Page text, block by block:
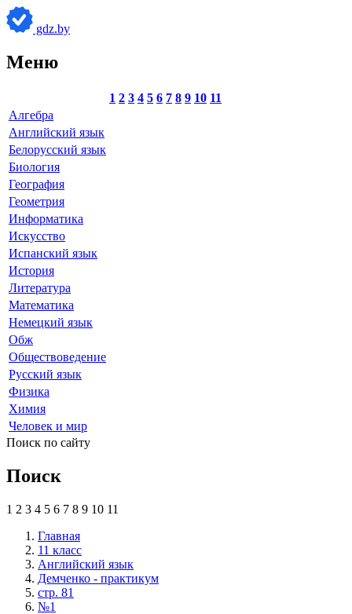
gdz.by
Меню
1 2 3 4 5 6 7 8 9 10 11
Алгебра
Английский язык
Белорусский язык
Биология
География
Геометрия
Информатика
Искусство
Испанский язык
История
Литература
Математика
Немецкий язык
Обж
Обществоведение
Русский язык
Физика
Химия
Человек и мир
Поиск по сайту
Поиск
1 2 3 4 5 6 7 8 9 10 11
Главная
11 класс
Английский язык
Демченко - практикум
стр. 81
№1